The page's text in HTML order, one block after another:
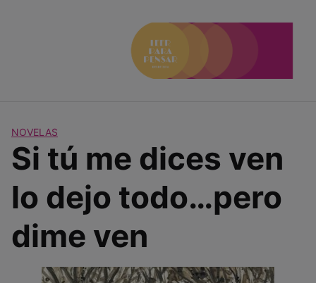
NOVELAS
Si tú me dices ven
lo dejo todo…pero
dime ven